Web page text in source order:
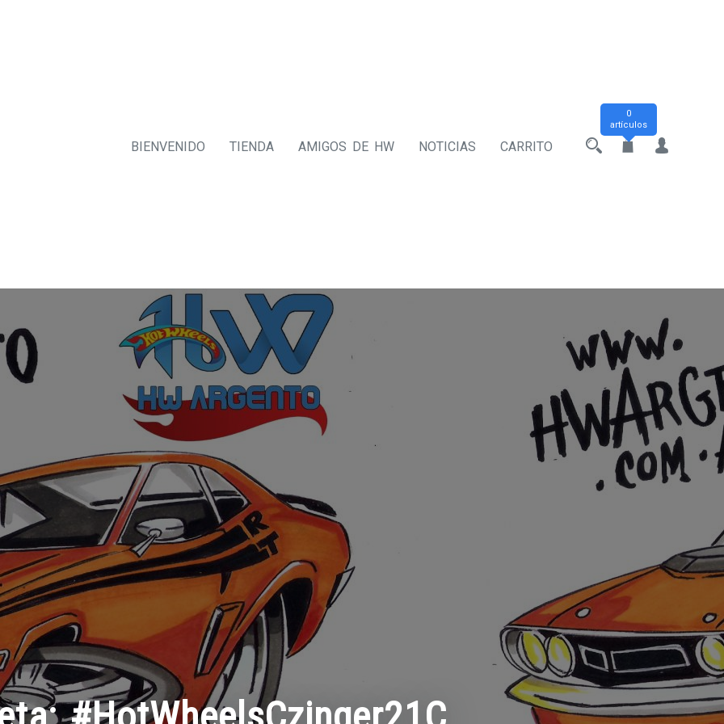
BIENVENIDO TIENDA AMIGOS DE HW NOTICIAS CARRITO
0
artículos